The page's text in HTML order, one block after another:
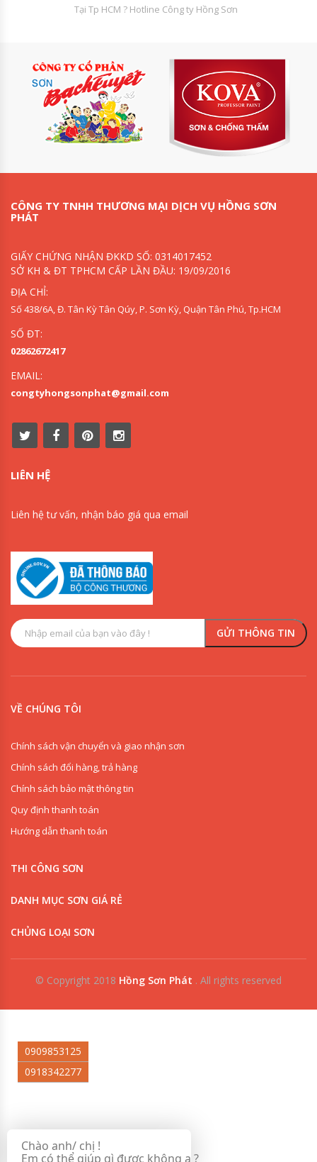
Tại Tp HCM ? Hotline Công ty Hồng Sơn
CÔNG TY TNHH THƯƠNG MẠI DỊCH VỤ HỒNG SƠN
PHÁT
GIẤY CHỨNG NHẬN ĐKKD SỐ: 0314017452
SỞ KH & ĐT TPHCM CẤP LẦN ĐẦU: 19/09/2016
ĐỊA CHỈ:
Số 438/6A, Đ. Tân Kỳ Tân Qúy, P. Sơn Kỳ, Quận Tân Phú, Tp.HCM
SỐ ĐT:
02862672417
EMAIL:
congtyhongsonphat@gmail.com
LIÊN HỆ
Liên hệ tư vấn, nhận báo giá qua email
VỀ CHÚNG TÔI
Chính sách vận chuyển và giao nhận sơn
Chính sách đổi hàng, trả hàng
Chính sách bảo mật thông tin
Quy định thanh toán
Hướng dẫn thanh toán
THI CÔNG SƠN
DANH MỤC SƠN GIÁ RẺ
CHỦNG LOẠI SƠN
© Copyright 2018 Hồng Sơn Phát . All rights reserved
0909853125
0918342277
Chào anh/ chị !
Em có thể giúp gì được không ạ ?